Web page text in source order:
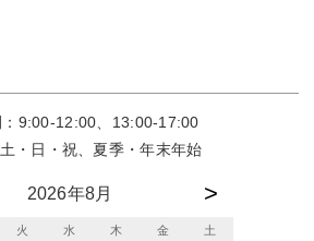
：9:00-12:00、13:00-17:00
・日・祝、夏季・年末年始
2026年8月
火 水 木 金 土